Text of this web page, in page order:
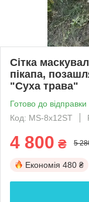
Сітка
пікапа,
"Суха трава"
Готово до відправки
Код: MS-8х12ST
4 800 ₴ 5
Економія 480 ₴